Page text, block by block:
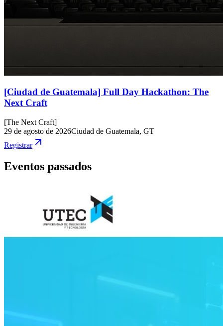
[Ciudad de Guatemala] Full Day Hackathon: The
Next Craft
[The Next Craft]
29 de agosto de 2026Ciudad de Guatemala, GT
Registrar
Eventos passados